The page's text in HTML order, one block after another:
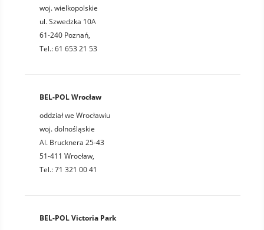
woj. wielkopolskie
ul. Szwedzka 10A
61-240 Poznań,
Tel.: 61 653 21 53
BEL-POL Wrocław
oddział we Wrocławiu
woj. dolnośląskie
Al. Brucknera 25-43
51-411 Wrocław,
Tel.: 71 321 00 41
BEL-POL Victoria Park